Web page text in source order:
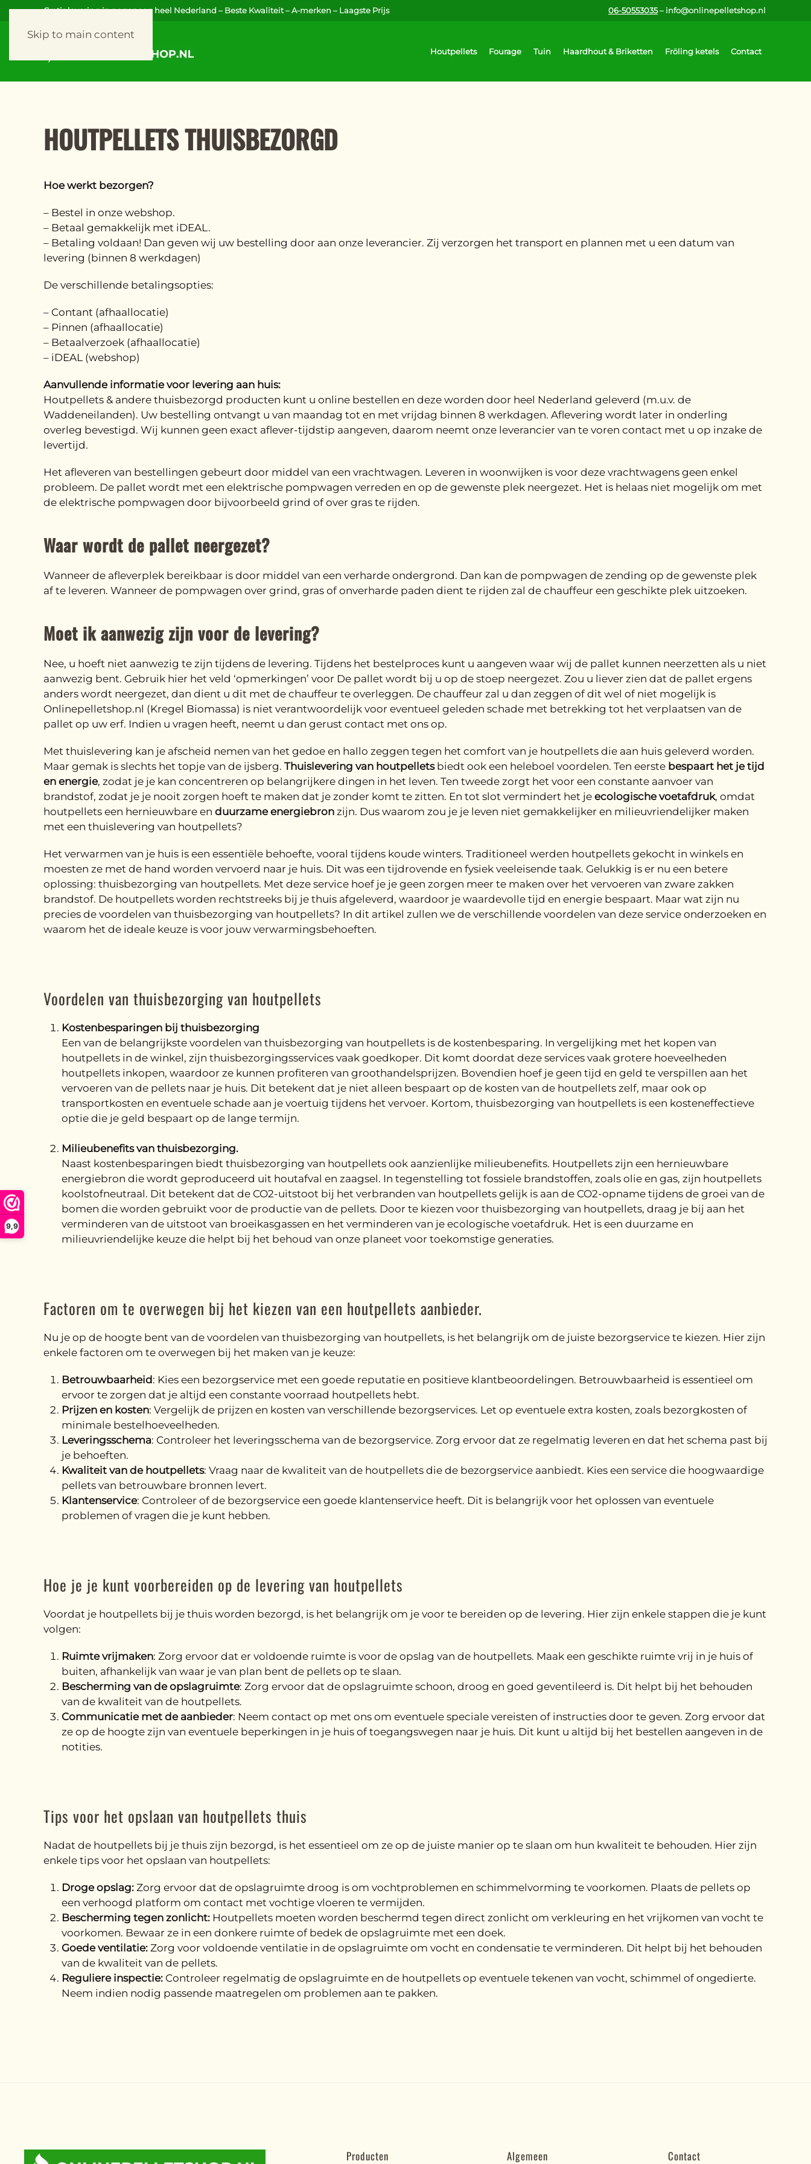
9,9
Skip to main content
Gratis levering in nagenoeg heel Nederland – Beste Kwaliteit – A-merken – Laagste Prijs 06-50553035– info@onlinepelletshop.nl
Houtpellets Fourage Tuin Haardhout & Briketten Fröling ketels Contact
HOUTPELLETS THUISBEZORGD
Hoe werkt bezorgen?
– Bestel in onze webshop.
– Betaal gemakkelijk met iDEAL.
– Betaling voldaan! Dan geven wij uw bestelling door aan onze leverancier. Zij verzorgen het transport en plannen met u een datum van
levering (binnen 8 werkdagen)
De verschillende betalingsopties:
– Contant (afhaallocatie)
– Pinnen (afhaallocatie)
– Betaalverzoek (afhaallocatie)
– iDEAL (webshop)
Aanvullende informatie voor levering aan huis:
Houtpellets & andere thuisbezorgd producten kunt u online bestellen en deze worden door heel Nederland geleverd (m.u.v. de
Waddeneilanden). Uw bestelling ontvangt u van maandag tot en met vrijdag binnen 8 werkdagen. Aflevering wordt later in onderling
overleg bevestigd. Wij kunnen geen exact aflever-tijdstip aangeven, daarom neemt onze leverancier van te voren contact met u op inzake de
levertijd.
Het afleveren van bestellingen gebeurt door middel van een vrachtwagen. Leveren in woonwijken is voor deze vrachtwagens geen enkel
probleem. De pallet wordt met een elektrische pompwagen verreden en op de gewenste plek neergezet. Het is helaas niet mogelijk om met
de elektrische pompwagen door bijvoorbeeld grind of over gras te rijden.
Waar wordt de pallet neergezet?
Wanneer de afleverplek bereikbaar is door middel van een verharde ondergrond. Dan kan de pompwagen de zending op de gewenste plek
af te leveren. Wanneer de pompwagen over grind, gras of onverharde paden dient te rijden zal de chauffeur een geschikte plek uitzoeken.
Moet ik aanwezig zijn voor de levering?
Nee, u hoeft niet aanwezig te zijn tijdens de levering. Tijdens het bestelproces kunt u aangeven waar wij de pallet kunnen neerzetten als u niet
aanwezig bent. Gebruik hier het veld ‘opmerkingen’ voor De pallet wordt bij u op de stoep neergezet. Zou u liever zien dat de pallet ergens
anders wordt neergezet, dan dient u dit met de chauffeur te overleggen. De chauffeur zal u dan zeggen of dit wel of niet mogelijk is
Onlinepelletshop.nl (Kregel Biomassa) is niet verantwoordelijk voor eventueel geleden schade met betrekking tot het verplaatsen van de
pallet op uw erf. Indien u vragen heeft, neemt u dan gerust contact met ons op.
Met thuislevering kan je afscheid nemen van het gedoe en hallo zeggen tegen het comfort van je houtpellets die aan huis geleverd worden.
Maar gemak is slechts het topje van de ijsberg. Thuislevering van houtpelletsbiedt ook een heleboel voordelen. Ten eerste bespaart het je tijd
en energie, zodat je je kan concentreren op belangrijkere dingen in het leven. Ten tweede zorgt het voor een constante aanvoer van
brandstof, zodat je je nooit zorgen hoeft te maken dat je zonder komt te zitten. En tot slot vermindert het je ecologische voetafdruk, omdat
houtpellets een hernieuwbare en duurzame energiebron zijn. Dus waarom zou je je leven niet gemakkelijker en milieuvriendelijker maken
met een thuislevering van houtpellets?
Het verwarmen van je huis is een essentiële behoefte, vooral tijdens koude winters. Traditioneel werden houtpellets gekocht in winkels en
moesten ze met de hand worden vervoerd naar je huis. Dit was een tijdrovende en fysiek veeleisende taak. Gelukkig is er nu een betere
oplossing: thuisbezorging van houtpellets. Met deze service hoef je je geen zorgen meer te maken over het vervoeren van zware zakken
brandstof. De houtpellets worden rechtstreeks bij je thuis afgeleverd, waardoor je waardevolle tijd en energie bespaart. Maar wat zijn nu
precies de voordelen van thuisbezorging van houtpellets? In dit artikel zullen we de verschillende voordelen van deze service onderzoeken en
waarom het de ideale keuze is voor jouw verwarmingsbehoeften.
Voordelen van thuisbezorging van houtpellets
Kostenbesparingen bij thuisbezorging
Een van de belangrijkste voordelen van thuisbezorging van houtpellets is de kostenbesparing. In vergelijking met het kopen van
houtpellets in de winkel, zijn thuisbezorgingsservices vaak goedkoper. Dit komt doordat deze services vaak grotere hoeveelheden
houtpellets inkopen, waardoor ze kunnen profiteren van groothandelsprijzen. Bovendien hoef je geen tijd en geld te verspillen aan het
vervoeren van de pellets naar je huis. Dit betekent dat je niet alleen bespaart op de kosten van de houtpellets zelf, maar ook op
transportkosten en eventuele schade aan je voertuig tijdens het vervoer. Kortom, thuisbezorging van houtpellets is een kosteneffectieve
optie die je geld bespaart op de lange termijn.
Milieubenefits van thuisbezorging.
Naast kostenbesparingen biedt thuisbezorging van houtpellets ook aanzienlijke milieubenefits. Houtpellets zijn een hernieuwbare
energiebron die wordt geproduceerd uit houtafval en zaagsel. In tegenstelling tot fossiele brandstoffen, zoals olie en gas, zijn houtpellets
koolstofneutraal. Dit betekent dat de CO2-uitstoot bij het verbranden van houtpellets gelijk is aan de CO2-opname tijdens de groei van de
bomen die worden gebruikt voor de productie van de pellets. Door te kiezen voor thuisbezorging van houtpellets, draag je bij aan het
verminderen van de uitstoot van broeikasgassen en het verminderen van je ecologische voetafdruk. Het is een duurzame en
milieuvriendelijke keuze die helpt bij het behoud van onze planeet voor toekomstige generaties.
Factoren om te overwegen bij het kiezen van een houtpellets aanbieder.
Nu je op de hoogte bent van de voordelen van thuisbezorging van houtpellets, is het belangrijk om de juiste bezorgservice te kiezen. Hier zijn
enkele factoren om te overwegen bij het maken van je keuze:
Betrouwbaarheid : Kies een bezorgservice met een goede reputatie en positieve klantbeoordelingen. Betrouwbaarheid is essentieel om
ervoor te zorgen dat je altijd een constante voorraad houtpellets hebt.
Prijzen en kosten: Vergelijk de prijzen en kosten van verschillende bezorgservices. Let op eventuele extra kosten, zoals bezorgkosten of
minimale bestelhoeveelheden.
Leveringsschema: Controleer het leveringsschema van de bezorgservice. Zorg ervoor dat ze regelmatig leveren en dat het schema past bij
je behoeften.
Kwaliteit van de houtpellets: Vraag naar de kwaliteit van de houtpellets die de bezorgservice aanbiedt. Kies een service die hoogwaardige
pellets van betrouwbare bronnen levert.
Klantenservice: Controleer of de bezorgservice een goede klantenservice heeft. Dit is belangrijk voor het oplossen van eventuele
problemen of vragen die je kunt hebben.
Hoe je je kunt voorbereiden op de levering van houtpellets
Voordat je houtpellets bij je thuis worden bezorgd, is het belangrijk om je voor te bereiden op de levering. Hier zijn enkele stappen die je kunt
volgen:
Ruimte vrijmaken: Zorg ervoor dat er voldoende ruimte is voor de opslag van de houtpellets. Maak een geschikte ruimte vrij in je huis of
buiten, afhankelijk van waar je van plan bent de pellets op te slaan.
Bescherming van de opslagruimte: Zorg ervoor dat de opslagruimte schoon, droog en goed geventileerd is. Dit helpt bij het behouden
van de kwaliteit van de houtpellets.
Communicatie met de aanbieder: Neem contact op met ons om eventuele speciale vereisten of instructies door te geven. Zorg ervoor dat
ze op de hoogte zijn van eventuele beperkingen in je huis of toegangswegen naar je huis. Dit kunt u altijd bij het bestellen aangeven in de
notities.
Tips voor het opslaan van houtpellets thuis
Nadat de houtpellets bij je thuis zijn bezorgd, is het essentieel om ze op de juiste manier op te slaan om hun kwaliteit te behouden. Hier zijn
enkele tips voor het opslaan van houtpellets:
Droge opslag: Zorg ervoor dat de opslagruimte droog is om vochtproblemen en schimmelvorming te voorkomen. Plaats de pellets op
een verhoogd platform om contact met vochtige vloeren te vermijden.
Bescherming tegen zonlicht: Houtpellets moeten worden beschermd tegen direct zonlicht om verkleuring en het vrijkomen van vocht te
voorkomen. Bewaar ze in een donkere ruimte of bedek de opslagruimte met een doek.
Goede ventilatie: Zorg voor voldoende ventilatie in de opslagruimte om vocht en condensatie te verminderen. Dit helpt bij het behouden
van de kwaliteit van de pellets.
Reguliere inspectie: Controleer regelmatig de opslagruimte en de houtpellets op eventuele tekenen van vocht, schimmel of ongedierte.
Neem indien nodig passende maatregelen om problemen aan te pakken.
Producten Algemeen Contact